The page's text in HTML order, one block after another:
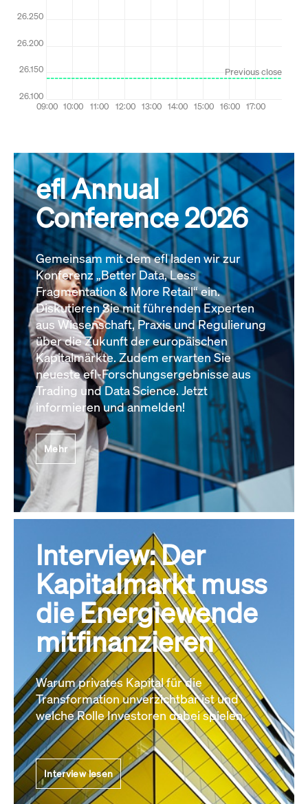
efl Annual
Conference 2026
Gemeinsam mit dem efl laden wir zur
Konferenz „Better Data, Less
Fragmentation & More Retail“ ein.
Diskutieren Sie mit führenden Experten
aus Wissenschaft, Praxis und Regulierung
über die Zukunft der europäischen
Kapitalmärkte. Zudem erwarten Sie
neueste efl-Forschungsergebnisse aus
Trading und Data Science. Jetzt
informieren und anmelden!
Mehr
Interview: Der
Kapitalmarkt muss
die Energiewende
mitfinanzieren
Warum privates Kapital für die
Transformation unverzichtbar ist und
welche Rolle Investoren dabei spielen.
Interview lesen